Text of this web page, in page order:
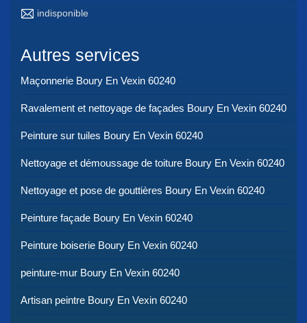
indisponible
Autres services
Maçonnerie Boury En Vexin 60240
Ravalement et nettoyage de façades Boury En Vexin 60240
Peinture sur tuiles Boury En Vexin 60240
Nettoyage et démoussage de toiture Boury En Vexin 60240
Nettoyage et pose de gouttières Boury En Vexin 60240
Peinture façade Boury En Vexin 60240
Peinture boiserie Boury En Vexin 60240
peinture-mur Boury En Vexin 60240
Artisan peintre Boury En Vexin 60240